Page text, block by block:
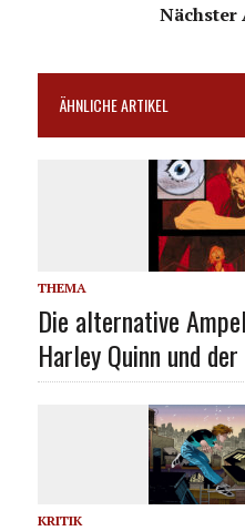
ÄHNLICHE ARTIKEL
THEMA
Die alternative
Harley Quinn und
KRITIK